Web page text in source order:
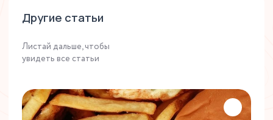
Другие статьи
Листай дальше, чтобы
увидеть все статьи